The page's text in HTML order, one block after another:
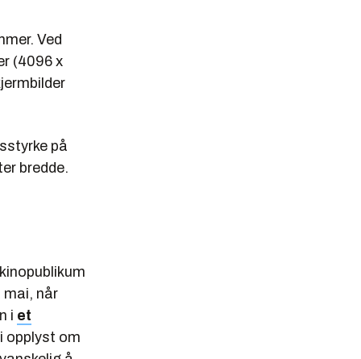
Ved
(4096 x
på
bredde.
mai, når
i et
opplyst om